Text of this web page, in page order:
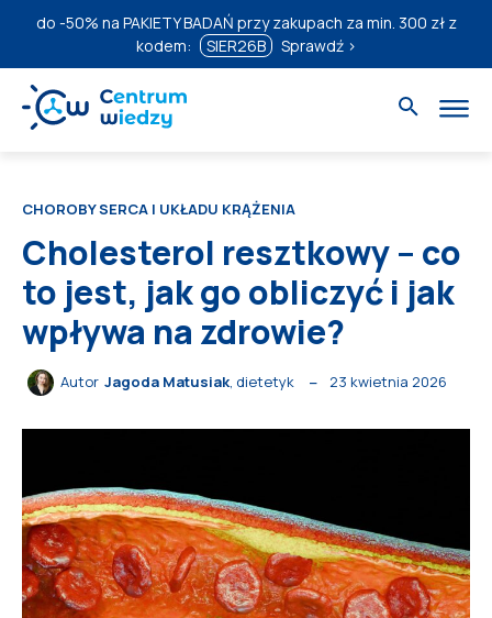
do -50% na PAKIETY BADAŃ przy zakupach za min. 300 zł z
kodem:
SIER26B Sprawdź ›
CHOROBY SERCA I UKŁADU KRĄŻENIA
Cholesterol resztkowy – co
to jest, jak go obliczyć i jak
wpływa na zdrowie?
Autor Jagoda Matusiak, dietetyk 23 kwietnia 2026